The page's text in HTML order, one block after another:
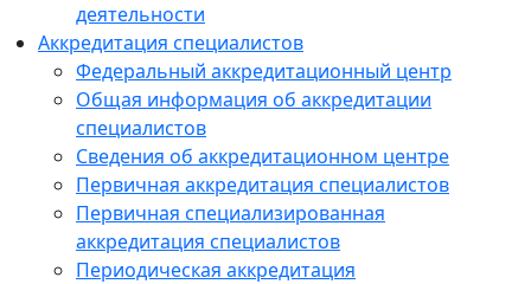
деятельности
Аккредитация специалистов
Федеральный аккредитационный центр
Общая информация об аккредитации
специалистов
Сведения об аккредитационном центре
Первичная аккредитация специалистов
Первичная специализированная
аккредитация специалистов
Периодическая аккредитация